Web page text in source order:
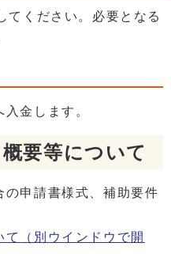
てください。必要となる
金します。
要等について
の申請書様式、補助要件
て
（別ウインドウで開